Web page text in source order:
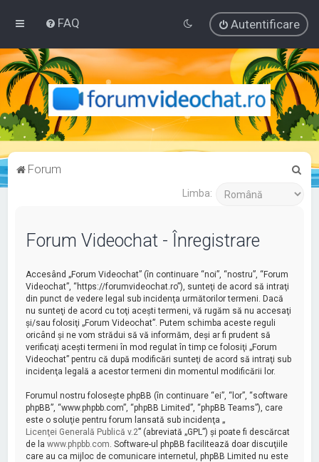
FAQ Autentificare
Forum
Limba:
Forum Videochat - Înregistrare
Accesând „Forum Videochat” (în continuare “noi”, “nostru”, “Forum
Videochat”, “https://forumvideochat.ro”), sunteţi de acord să intraţi
din punct de vedere legal sub incidenţa următorilor termeni. Dacă
nu sunteţi de acord cu toţi aceşti termeni, vă rugăm să nu accesaţi
şi/sau folosiţi „Forum Videochat”. Putem schimba aceste reguli
oricând şi ne vom strădui să vă informăm, deşi ar fi prudent să
verificaţi aceşti termeni în mod regulat în timp ce folosiţi „Forum
Videochat” pentru că după modificări sunteţi de acord să intraţi sub
incidenţa legală a acestor termeni din momentul modificării lor.
Forumul nostru foloseşte phpBB (în continuare “ei”, “lor”, “software
phpBB”, “www.phpbb.com”, “phpBB Limited”, “phpBB Teams”), care
este o soluţie pentru forum lansată sub incidenţa „
Licenţei Generală Publică v.2” (abreviată „GPL”) şi poate fi descărcat
de lawww.phpbb.com. Software-ul phpBB facilitează doar discuţiile
care au ca mijloc de comunicare internetul, phpBB Limited nu este